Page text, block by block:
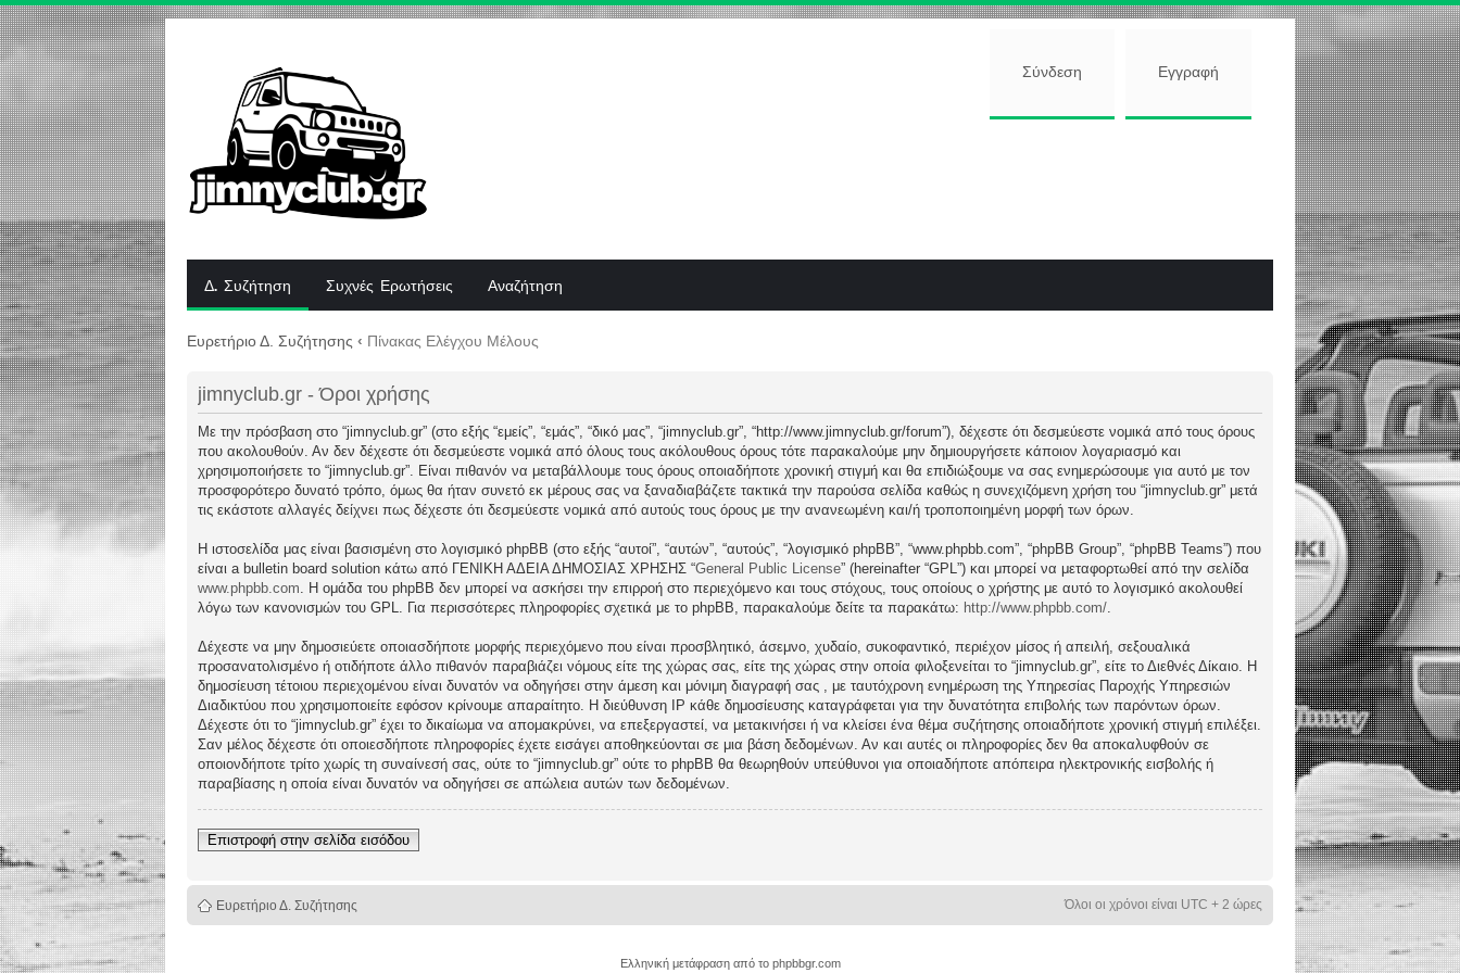
Σύνδεση Εγγραφή
Δ. Συζήτηση Συχνές Ερωτήσεις Αναζήτηση
Ευρετήριο Δ. Συζήτησης ‹ Πίνακας Ελέγχου Μέλους
jimnyclub.gr - Όροι χρήσης
Με την πρόσβαση στο “jimnyclub.gr” (στο εξής “εμείς”, “εμάς”, “δικό μας”, “jimnyclub.gr”, “http://www.jimnyclub.gr/forum”), δέχεστε ότι δεσμεύεστε νομικά από τους όρους
που ακολουθούν. Αν δεν δέχεστε ότι δεσμεύεστε νομικά από όλους τους ακόλουθους όρους τότε παρακαλούμε μην δημιουργήσετε κάποιον λογαριασμό και
χρησιμοποιήσετε το “jimnyclub.gr”. Είναι πιθανόν να μεταβάλλουμε τους όρους οποιαδήποτε χρονική στιγμή και θα επιδιώξουμε να σας ενημερώσουμε για αυτό με τον
προσφορότερο δυνατό τρόπο, όμως θα ήταν συνετό εκ μέρους σας να ξαναδιαβάζετε τακτικά την παρούσα σελίδα καθώς η συνεχιζόμενη χρήση του “jimnyclub.gr” μετά
τις εκάστοτε αλλαγές δείχνει πως δέχεστε ότι δεσμεύεστε νομικά από αυτούς τους όρους με την ανανεωμένη και/ή τροποποιημένη μορφή των όρων.
Η ιστοσελίδα μας είναι βασισμένη στο λογισμικό phpBB (στο εξής “αυτοί”, “αυτών”, “αυτούς”, “λογισμικό phpBB”, “www.phpbb.com”, “phpBB Group”, “phpBB Teams”) που
είναι a bulletin board solution κάτω από ΓΕΝΙΚΗ ΑΔΕΙΑ ΔΗΜΟΣΙΑΣ ΧΡΗΣΗΣ “General Public License” (hereinafter “GPL”) και μπορεί να μεταφορτωθεί από την σελίδα
www.phpbb.com. Η ομάδα του phpBB δεν μπορεί να ασκήσει την επιρροή στο περιεχόμενο και τους στόχους, τους οποίους ο χρήστης με αυτό το λογισμικό ακολουθεί
λόγω των κανονισμών του GPL. Για περισσότερες πληροφορίες σχετικά με το phpBB, παρακαλούμε δείτε τα παρακάτω: http://www.phpbb.com/.
Δέχεστε να μην δημοσιεύετε οποιασδήποτε μορφής περιεχόμενο που είναι προσβλητικό, άσεμνο, χυδαίο, συκοφαντικό, περιέχον μίσος ή απειλή, σεξουαλικά
προσανατολισμένο ή οτιδήποτε άλλο πιθανόν παραβιάζει νόμους είτε της χώρας σας, είτε της χώρας στην οποία φιλοξενείται το “jimnyclub.gr”, είτε το Διεθνές Δίκαιο. Η
δημοσίευση τέτοιου περιεχομένου είναι δυνατόν να οδηγήσει στην άμεση και μόνιμη διαγραφή σας , με ταυτόχρονη ενημέρωση της Υπηρεσίας Παροχής Υπηρεσιών
Διαδικτύου που χρησιμοποιείτε εφόσον κρίνουμε απαραίτητο. Η διεύθυνση IP κάθε δημοσίευσης καταγράφεται για την δυνατότητα επιβολής των παρόντων όρων.
Δέχεστε ότι το “jimnyclub.gr” έχει το δικαίωμα να απομακρύνει, να επεξεργαστεί, να μετακινήσει ή να κλείσει ένα θέμα συζήτησης οποιαδήποτε χρονική στιγμή επιλέξει.
Σαν μέλος δέχεστε ότι οποιεσδήποτε πληροφορίες έχετε εισάγει αποθηκεύονται σε μια βάση δεδομένων. Αν και αυτές οι πληροφορίες δεν θα αποκαλυφθούν σε
οποιονδήποτε τρίτο χωρίς τη συναίνεσή σας, ούτε το “jimnyclub.gr” ούτε το phpBB θα θεωρηθούν υπεύθυνοι για οποιαδήποτε απόπειρα ηλεκτρονικής εισβολής ή
παραβίασης η οποία είναι δυνατόν να οδηγήσει σε απώλεια αυτών των δεδομένων.
Επιστροφή στην σελίδα εισόδου
Ευρετήριο Δ. Συζήτησης Όλοι οι χρόνοι είναι UTC + 2 ώρες
Ελληνική μετάφραση από το phpbbgr.com